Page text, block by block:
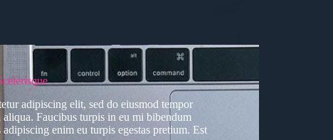
adipiscing elit, sed do eiusmod tempor
Faucibus turpis in eu mi bibendum
enim eu turpis egestas pretium. Est